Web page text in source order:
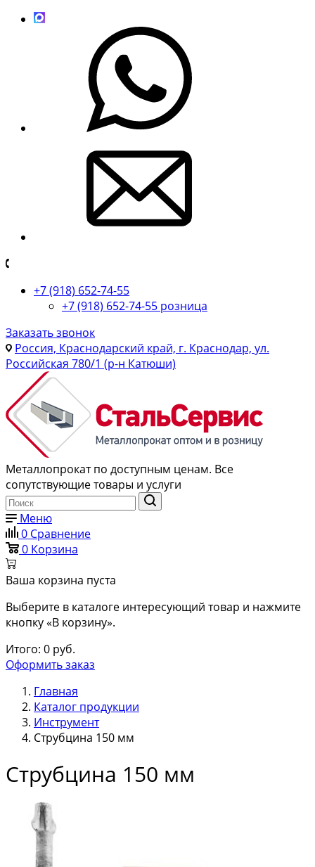
+7 (918) 652-74-55
+7 (918) 652-74-55 розница
Заказать звонок
Россия, Краснодарский край, г. Краснодар, ул.
Российская 780/1 (р-н Катюши)
Металлопрокат по доступным ценам. Все
сопутствующие товары и услуги
Меню
0 Сравнение
0 Корзина
Ваша корзина пуста
Выберите в каталоге интересующий товар и нажмите
кнопку «В корзину».
Итого: 0 руб.
Оформить заказ
Главная
Каталог продукции
Инструмент
Струбцина 150 мм
Струбцина 150 мм